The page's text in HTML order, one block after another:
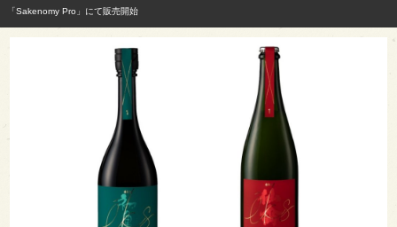
「Sakenomy Pro」にて販売開始